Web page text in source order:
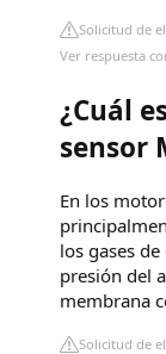
Solicitud de
Ver respuesta
¿Cuál
sensor
En los
los gases de
presión del
membrana
Solicitud de